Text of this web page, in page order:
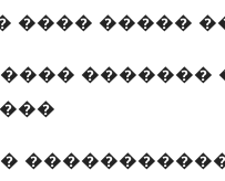
���� �����
�������